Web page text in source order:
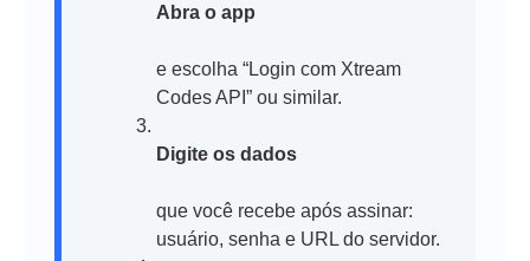
Abra o app
e escolha “Login com Xtream
Codes API” ou similar.
Digite os dados
que você recebe após assinar:
usuário, senha e URL do servidor.